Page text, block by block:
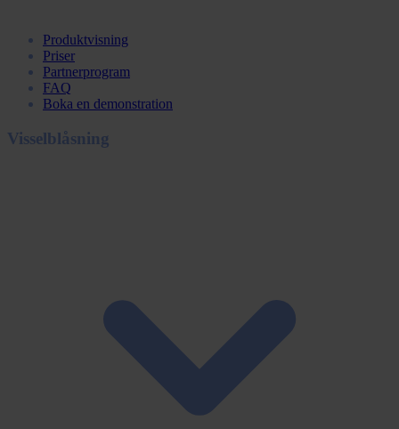
Produktvisning
Priser
Partnerprogram
FAQ
Boka en demonstration
Visselblåsning